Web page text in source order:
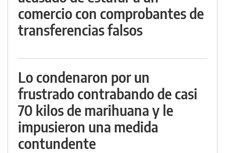
comercio con comprobantes de
transferencias falsos
Lo condenaron por un
frustrado contrabando de casi
70 kilos de marihuana y le
impusieron una medida
contundente